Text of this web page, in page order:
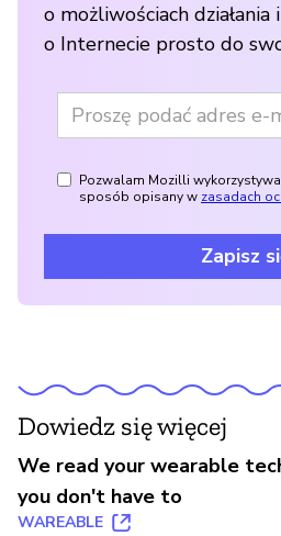
o możliwościach działania
o Internecie prosto do
Pozwalam Mozilli
sposób opisany w zasadach
Zapisz
Dowiedz się więcej
We read your wearable
you don't have to
WAREABLE